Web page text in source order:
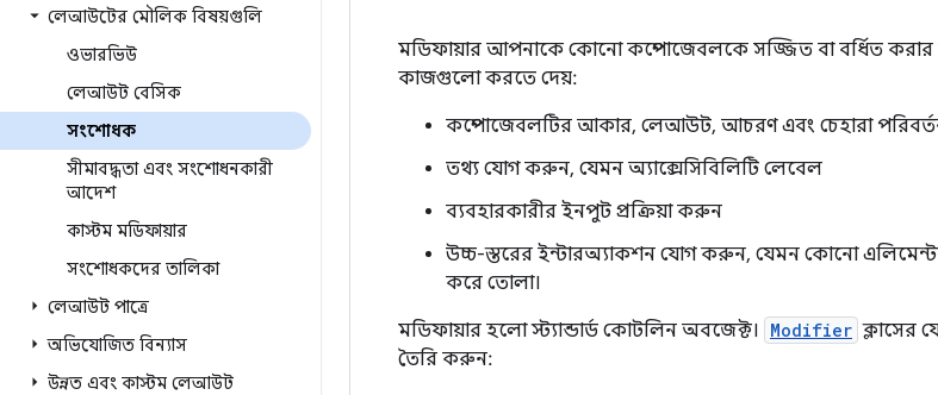
লেআউটের মৌলিক বিষয়গুলি
ওভারভিউ
লেআউট বেসিক
সংশোধক
সীমাবদ্ধতা এবং সংশোধনকারী
আদেশ
কাস্টম মডিফায়ার
সংশোধকদের তালিকা
লেআউট পাত্রে
অভিযোজিত বিন্যাস
উন্নত এবং কাস্টম লেআউট
মডিফায়ার আপনাকে কোনো কম্পোজেবলকে সজ্জিত বা বর্ধিত
কাজগুলো করতে দেয়:
কম্পোজেবলটির আকার, লেআউট, আচরণ এবং চেহারা
তথ্য যোগ করুন, যেমন অ্যাক্সেসিবিলিটি লেবেল
ব্যবহারকারীর ইনপুট প্রক্রিয়া করুন
উচ্চ-স্তরের ইন্টারঅ্যাকশন যোগ করুন, যেমন কোনো
করে তোলা।
মডিফায়ার হলো স্ট্যান্ডার্ড কোটলিন অবজেক্ট।
Modifier ক্লাসের
তৈরি করুন: